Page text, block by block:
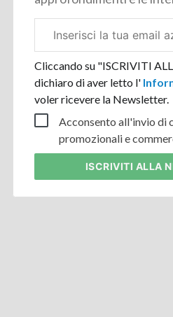
aziendale
Cliccando su "ISCRIVITI
dichiaro di aver letto l'
voler ricevere la Newsletter.
Acconsento all'invio di
promozionali e
ISCRIVITI ALLA